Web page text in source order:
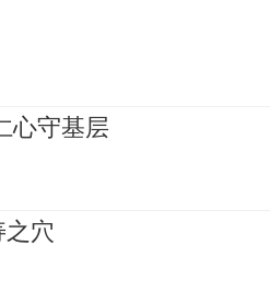
心守基层
穴